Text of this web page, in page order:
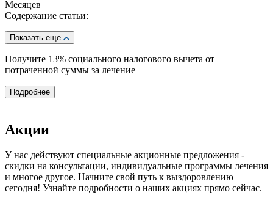
Месяцев
Содержание статьи:
Показать еще
Получите 13% социального налогового вычета от
потраченной суммы за лечение
Подробнее
Акции
У нас действуют специальные акционные предложения -
скидки на консультации, индивидуальные программы лечения
и многое другое. Начните свой путь к выздоровлению
сегодня! Узнайте подробности о наших акциях прямо сейчас.